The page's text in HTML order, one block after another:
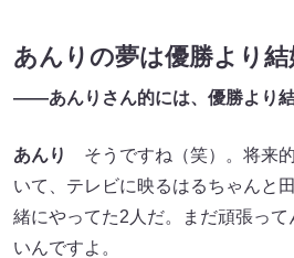
あんりの夢は優勝より結
――あんりさん的には、優勝より
あんり
そうですね（笑）。将来
いて、テレビに映るはるちゃんと
緒にやってた2人だ。まだ頑張って
いんですよ。